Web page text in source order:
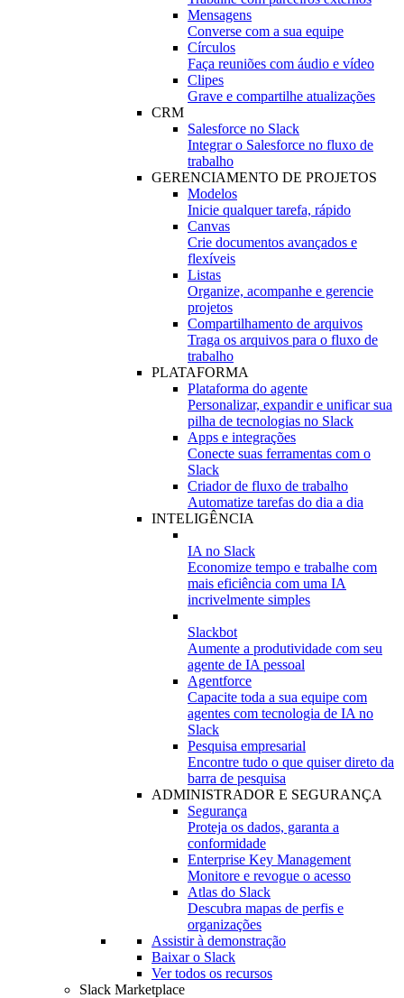
Mensagens
Converse com a sua equipe
Círculos
Faça reuniões com áudio e vídeo
Clipes
Grave e compartilhe atualizações
CRM
Salesforce no Slack
Integrar o Salesforce no fluxo de
trabalho
GERENCIAMENTO DE PROJETOS
Modelos
Inicie qualquer tarefa, rápido
Canvas
Crie documentos avançados e
flexíveis
Listas
Organize, acompanhe e gerencie
projetos
Compartilhamento de arquivos
Traga os arquivos para o fluxo de
trabalho
PLATAFORMA
Plataforma do agente
Personalizar, expandir e unificar sua
pilha de tecnologias no Slack
Apps e integrações
Conecte suas ferramentas com o
Slack
Criador de fluxo de trabalho
Automatize tarefas do dia a dia
INTELIGÊNCIA
IA no Slack
Economize tempo e trabalhe com
mais eficiência com uma IA
incrivelmente simples
Slackbot
Aumente a produtividade com seu
agente de IA pessoal
Agentforce
Capacite toda a sua equipe com
agentes com tecnologia de IA no
Slack
Pesquisa empresarial
Encontre tudo o que quiser direto da
barra de pesquisa
ADMINISTRADOR E SEGURANÇA
Segurança
Proteja os dados, garanta a
conformidade
Enterprise Key Management
Monitore e revogue o acesso
Atlas do Slack
Descubra mapas de perfis e
organizações
Assistir à demonstração
Baixar o Slack
Ver todos os recursos
Slack Marketplace